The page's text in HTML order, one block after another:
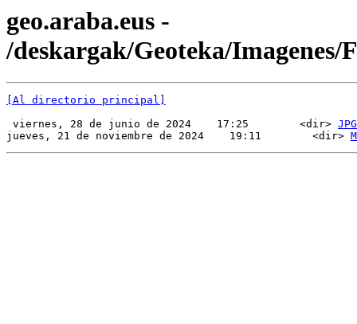
geo.araba.eus -
/deskargak/Geoteka/Imagenes/
[Al directorio principal]
viernes, 28 de junio de 2024    17:25        <dir> JPG
jueves, 21 de noviembre de 2024    19:11        <dir>